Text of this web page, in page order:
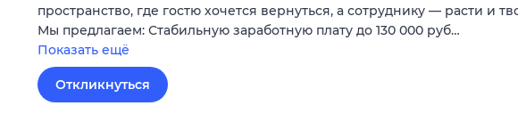
пространство, где гостю хочется вернуться, а сотруднику — расти и
Мы предлагаем: Стабильную заработную плату до 130 000 руб…
Показать ещё
Откликнуться